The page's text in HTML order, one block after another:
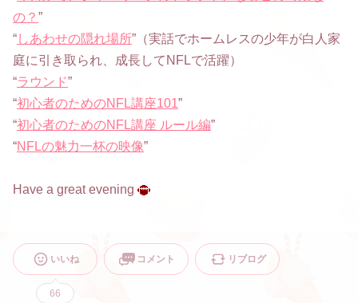
の？ ”
“しあわせの隠れ場所”（実話でホームレスの少年が白人家
庭に引き取られ、成長してNFLで活躍）
“ラウンド”
“初心者のためのNFL講座101”
“初心者のためのNFL講座 ルール編”
“NFLの魅力一杯の映像”
Have a great evening
いいね
66
コメント リブログ